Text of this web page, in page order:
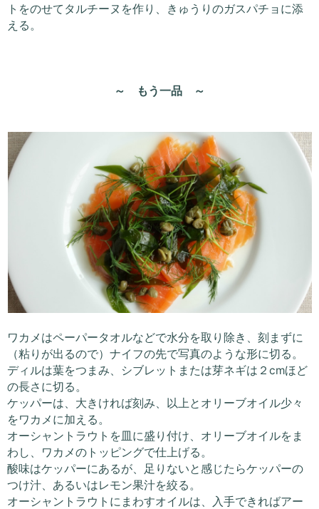
トをのせてタルチーヌを作り、きゅうりのガスパチョに添
える。
～ もう一品 ～
ワカメはペーパータオルなどで水分を取り除き、刻まずに
（粘りが出るので）ナイフの先で写真のような形に切る。
ディルは葉をつまみ、シブレットまたは芽ネギは２cmほど
の長さに切る。
ケッパーは、大きければ刻み、以上とオリーブオイル少々
をワカメに加える。
オーシャントラウトを皿に盛り付け、オリーブオイルをま
わし、ワカメのトッピングで仕上げる。
酸味はケッパーにあるが、足りないと感じたらケッパーの
つけ汁、あるいはレモン果汁を絞る。
オーシャントラウトにまわすオイルは、入手できればアー